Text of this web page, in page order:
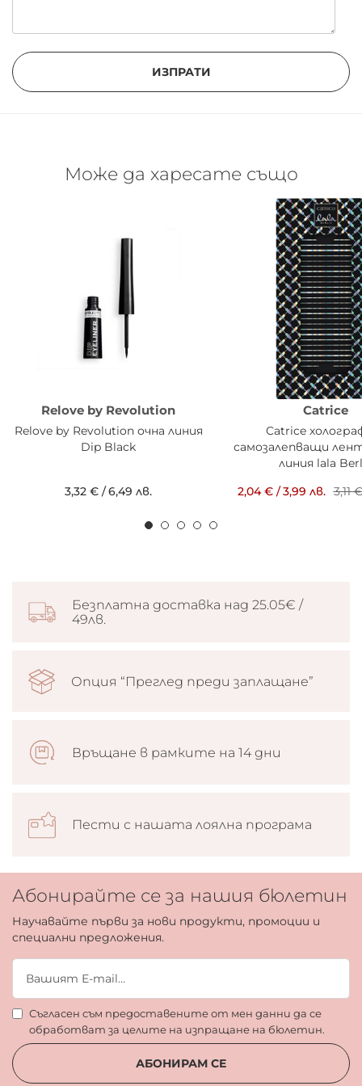
ИЗПРАТИ
Може да харесате също
Relove by Revolution
Relove by Revolution очна линия
Dip Black
3,32 € /6,49 лв.
Catrice
Catrice
самозалепващи
линия lala
2,04 €/3,99 лв. 3,11 €
Безплатна доставка над 25.05€ /
49лв.
Опция “Преглед преди заплащане”
Връщане в рамките на 14 дни
Пести с нашата лоялна програма
Абонирайте се за нашия бюлетин
Научавайте първи за нови продукти, промоции и
специални предложения.
Съгласен съм предоставените от мен данни да се
обработват за целите на изпращане на бюлетин.
АБОНИРАМ СЕ